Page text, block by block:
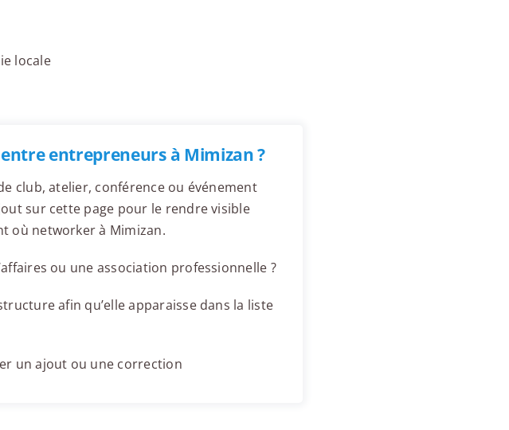
locale
entrepreneurs à Mimizan ?
club, atelier, conférence ou événement
sur cette page pour le rendre visible
où networker à Mimizan.
ou une association professionnelle ?
afin qu’elle apparaisse dans la liste
un ajout ou une correction